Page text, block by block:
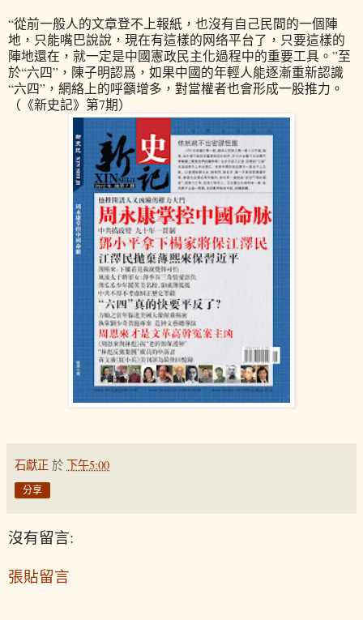
“從前一般人的文章登不上報紙，也沒有自己民間的一個陣
地，只能嘴巴說說，現在有這樣的网络平台了，只要這樣的
陣地還在，就一定是中國憲政民主化過程中的重要工具。”至
於“六四”，陳子明認爲，如果中國的年輕人能逐漸重新認識
“六四”，網絡上的呼籲增多，對當權者也會形成一股推力。
（《新史記》第7期）
石獻正 於 下午5:00
分享
沒有留言:
張貼留言